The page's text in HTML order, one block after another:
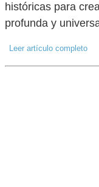
históricas para
profunda y
Leer artículo completo